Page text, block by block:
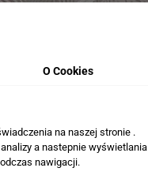
O Cookies
na naszej stronie .
a nastepnie wyświetlania
nawigacji.